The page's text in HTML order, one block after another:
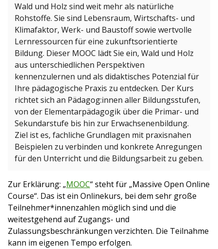
Wald und Holz sind weit mehr als natürliche
Rohstoffe. Sie sind Lebensraum, Wirtschafts- und
Klimafaktor, Werk- und Baustoff sowie wertvolle
Lernressourcen für eine zukunftsorientierte
Bildung. Dieser MOOC lädt Sie ein, Wald und Holz
aus unterschiedlichen Perspektiven
kennenzulernen und als didaktisches Potenzial für
Ihre pädagogische Praxis zu entdecken. Der Kurs
richtet sich an Pädagog:innen aller Bildungsstufen,
von der Elementarpädagogik über die Primar- und
Sekundarstufe bis hin zur Erwachsenenbildung.
Ziel ist es, fachliche Grundlagen mit praxisnahen
Beispielen zu verbinden und konkrete Anregungen
für den Unterricht und die Bildungsarbeit zu geben.
Zur Erklärung: „MOOC“ steht für „Massive Open Online
Course“. Das ist ein Onlinekurs, bei dem sehr große
Teilnehmer*innenzahlen möglich sind und die
weitestgehend auf Zugangs- und
Zulassungsbeschränkungen verzichten. Die Teilnahme
kann im eigenen Tempo erfolgen.